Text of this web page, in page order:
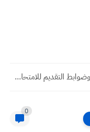
التربية تعليمات وضوابط التقديم للامتحانات التمهيدية ( الخارجي ) للعام...
0